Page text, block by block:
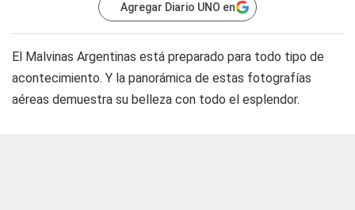
Agregar Diario UNO en
El Malvinas Argentinas está preparado para todo tipo de
acontecimiento. Y la panorámica de estas fotografías
aéreas demuestra su belleza con todo el esplendor.